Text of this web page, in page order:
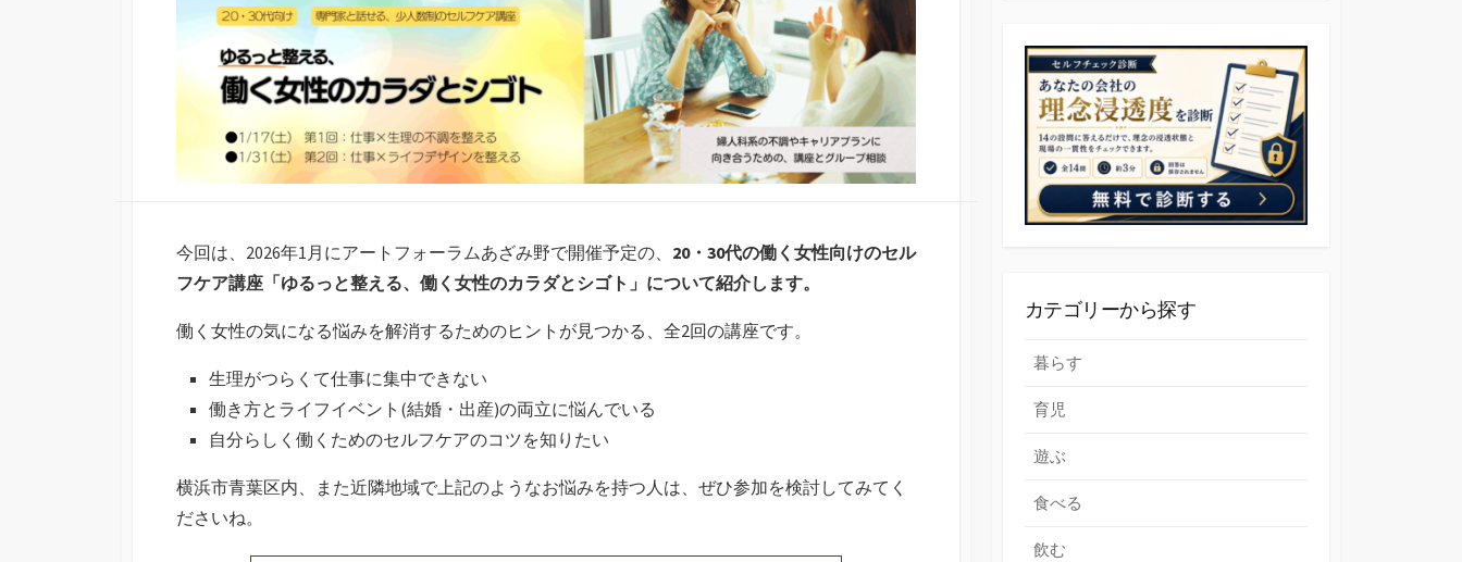
新
日
今回は、2026年1月にアートフォーラムあざみ野で開催予定の、 20・30代の働く女性向けのセル
フケア講座「ゆるっと整える、働く女性のカラダとシゴト」について紹介します。
働く女性の気になる悩みを解消するためのヒントが見つかる、全2回の講座です。
生理がつらくて仕事に集中できない
働き方とライフイベント(結婚・出産)の両立に悩んでいる
自分らしく働くためのセルフケアのコツを知りたい
横浜市青葉区内、また近隣地域で上記のようなお悩みを持つ人は、ぜひ参加を検討してみてく
ださいね。
カテゴリーから探す
暮らす
育児
遊ぶ
食べる
飲む